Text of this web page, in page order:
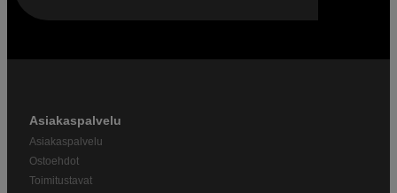
Asiakaspalvelu
Asiakaspalvelu
Ostoehdot
Toimitustavat